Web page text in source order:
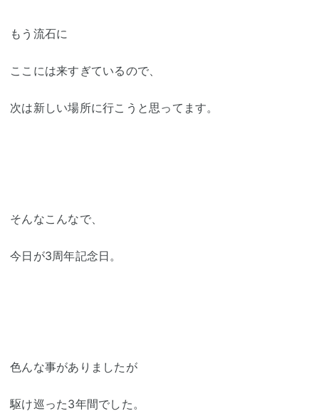
もう流石に
ここには来すぎているので、
次は新しい場所に行こうと思ってます。
そんなこんなで、
今日が3周年記念日。
色んな事がありましたが
駆け巡った3年間でした。